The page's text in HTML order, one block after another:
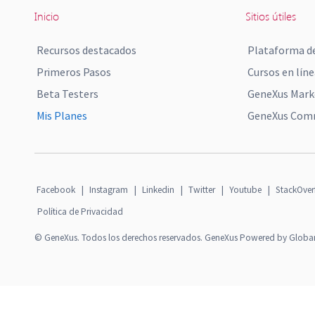
Inicio
Recursos destacados
Primeros Pasos
Beta Testers
Mis Planes
Sitios útiles
Plataforma
Cursos en
GeneXus
GeneXus
Facebook | Instagram | Linkedin | Twitter | Youtube |
Política de Privacidad
© GeneXus. Todos los derechos reservados. GeneXus Powered by